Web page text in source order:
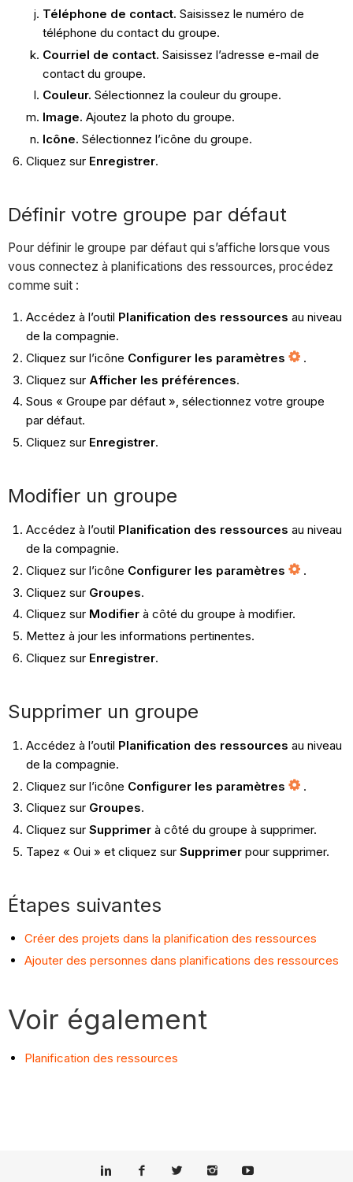
Téléphone de contact. Saisissez le numéro de
téléphone du contact du groupe.
Courriel de contact. Saisissez l’adresse e-mail de
contact du groupe.
Couleur. Sélectionnez la couleur du groupe.
Image. Ajoutez la photo du groupe.
Icône. Sélectionnez l’icône du groupe.
Cliquez sur Enregistrer.
Définir votre groupe par défaut
Pour définir le groupe par défaut qui s’affiche lorsque vous
vous connectez à planifications des ressources, procédez
comme suit :
Accédez à l’outil Planification des ressources au niveau
de la compagnie.
Cliquez sur l’icône Configurer les paramètres
.
Cliquez sur Afficher les préférences.
Sous « Groupe par défaut », sélectionnez votre groupe
par défaut.
Cliquez sur Enregistrer.
Modifier un groupe
Accédez à l’outil Planification des ressources au niveau
de la compagnie.
Cliquez sur l’icône Configurer les paramètres
.
Cliquez sur Groupes.
Cliquez sur Modifierà côté du groupe à modifier.
Mettez à jour les informations pertinentes.
Cliquez sur Enregistrer.
Supprimer un groupe
Accédez à l’outil Planification des ressources au niveau
de la compagnie.
Cliquez sur l’icône Configurer les paramètres
.
Cliquez sur Groupes.
Cliquez sur Supprimerà côté du groupe à supprimer.
Tapez « Oui » et cliquez sur Supprimerpour supprimer.
Étapes suivantes
Créer des projets dans la planification des ressources
Ajouter des personnes dans planifications des ressources
Voir également
Planification des ressources